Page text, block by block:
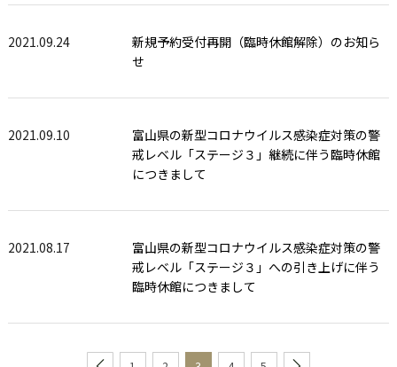
2021.09.24
新規予約受付再開（臨時休館解除）のお知ら
せ
2021.09.10
富山県の新型コロナウイルス感染症対策の警
戒レベル「ステージ３」継続に伴う臨時休館
につきまして
2021.08.17
富山県の新型コロナウイルス感染症対策の警
戒レベル「ステージ３」への引き上げに伴う
臨時休館につきまして